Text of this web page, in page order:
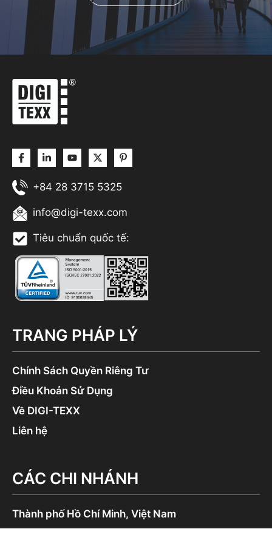
+84 28 3715 5325
info@digi-texx.com
Tiêu chuẩn quốc tế:
TRANG PHÁP LÝ
Chính Sách Quyền Riêng Tư
Điều Khoản Sử Dụng
Về DIGI-TEXX
Liên hệ
CÁC CHI NHÁNH
Thành phố Hồ Chí Minh, Việt Nam